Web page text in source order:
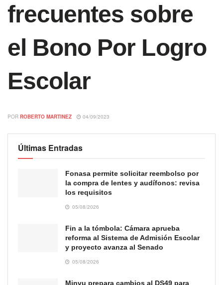
frecuentes sobre
el Bono Por Logro
Escolar
POR ROBERTO MARTINEZ 04/09/2023
Últimas Entradas
Fonasa permite solicitar reembolso por
la compra de lentes y audífonos: revisa
los requisitos
05/08/2026
Fin a la tómbola: Cámara aprueba
reforma al Sistema de Admisión Escolar
y proyecto avanza al Senado
05/08/2026
Minvu prepara cambios al DS49 para